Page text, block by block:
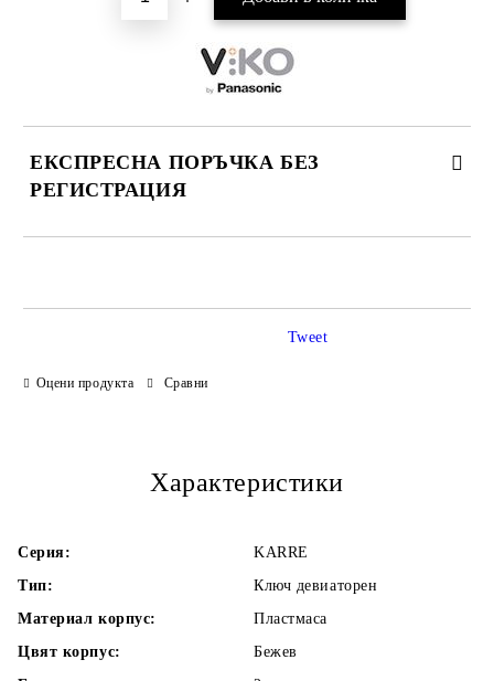
ЕКСПРЕСНА ПОРЪЧКА БЕЗ
РЕГИСТРАЦИЯ
Оцени продукта Сравни
Tweet
Характеристики
Серия:
KARRE
Тип:
Ключ девиаторен
Материал корпус:
Пластмаса
Цвят корпус:
Бежев